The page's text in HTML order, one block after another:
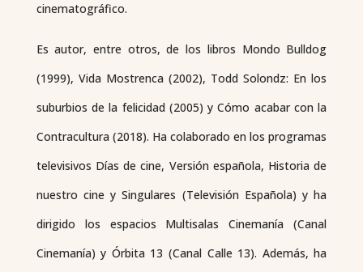
cinematográfico.
Es autor, entre otros, de los libros Mondo Bulldog
(1999), Vida Mostrenca(2002), Todd Solondz: En los
suburbios de la felicidad (2005) yCómo acabar con la
Contracultura(2018). Ha colaborado en los programas
televisivos Días de cine, Versión española, Historia de
nuestro cine y Singulares (Televisión Española) y ha
dirigido los espacios Multisalas Cinemanía (Canal
Cinemanía) y Órbita 13 (Canal Calle 13). Además, ha